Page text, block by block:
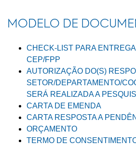
MODELO DE
CHECK-LIST PARA
CEP/FPP
AUTORIZAÇÃO DO(S)
SETOR/DEPARTAMENTO/
SERÁ REALIZADA A
CARTA DE EMENDA
CARTA RESPOSTA A
ORÇAMENTO
TERMO DE